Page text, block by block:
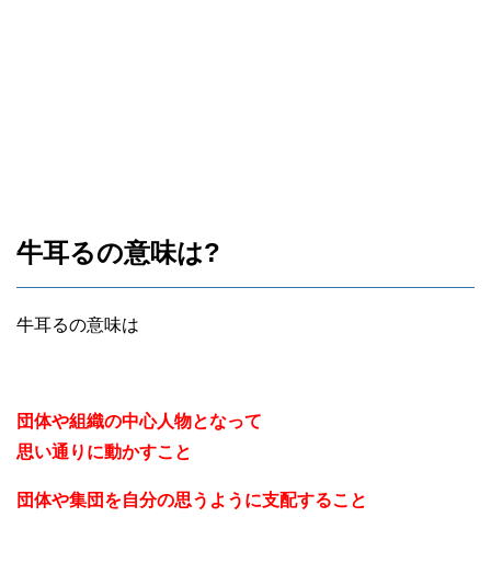
牛耳るの意味は?
牛耳るの意味は
団体や組織の中心人物となって
思い通りに動かすこと
団体や集団を自分の思うように支配すること